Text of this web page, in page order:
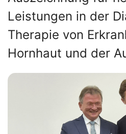
Leistungen in der
Therapie von
Hornhaut und der